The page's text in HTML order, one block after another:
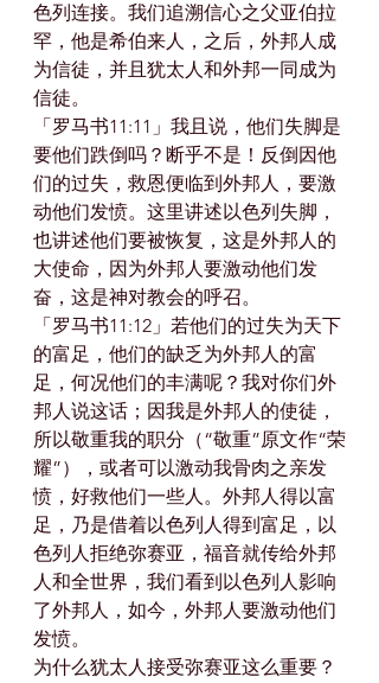
色列连接。我们追溯信心之父亚伯拉
罕，他是希伯来人，之后，外邦人成
为信徒，并且犹太人和外邦一同成为
信徒。
「罗马书11:11」我且说，他们失脚是
要他们跌倒吗？断乎不是！反倒因他
们的过失，救恩便临到外邦人，要激
动他们发愤。这里讲述以色列失脚，
也讲述他们要被恢复，这是外邦人的
大使命，因为外邦人要激动他们发
奋，这是神对教会的呼召。
「罗马书11:12」若他们的过失为天下
的富足，他们的缺乏为外邦人的富
足，何况他们的丰满呢？我对你们外
邦人说这话；因我是外邦人的使徒，
所以敬重我的职分（“敬重”原文作“荣
耀”），或者可以激动我骨肉之亲发
愤，好救他们一些人。外邦人得以富
足，乃是借着以色列人得到富足，以
色列人拒绝弥赛亚，福音就传给外邦
人和全世界，我们看到以色列人影响
了外邦人，如今，外邦人要激动他们
发愤。
为什么犹太人接受弥赛亚这么重要？